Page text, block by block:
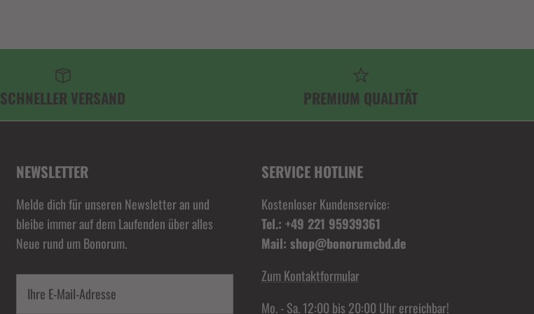
SCHNELLER VERSAND PREMIUM QUALITÄT
NEWSLETTER
Melde dich für unseren Newsletter an und
bleibe immer auf dem Laufenden über alles
Neue rund um Bonorum.
SERVICE HOTLINE
Kostenloser Kundenservice:
Tel.: +49 221 95939361
Mail: shop@bonorumcbd.de
Zum Kontaktformular
Mo. - Sa. 12:00 bis 20:00 Uhr erreichbar!